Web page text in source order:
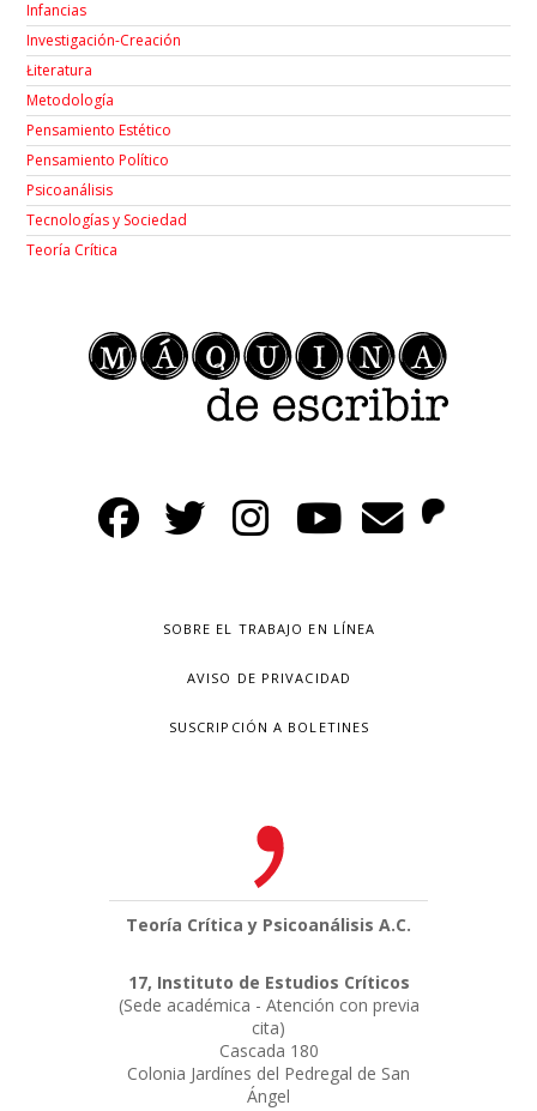
Infancias
Investigación-Creación
Łiteratura
Metodología
Pensamiento Estético
Pensamiento Político
Psicoanálisis
Tecnologías y Sociedad
Teoría Crítica
SOBRE EL TRABAJO EN LÍNEA
AVISO DE PRIVACIDAD
SUSCRIPCIÓN A BOLETINES
Teoría Crítica y Psicoanálisis A.C.
17, Instituto de Estudios Críticos
(Sede académica - Atención con previa
cita)
Cascada 180
Colonia Jardínes del Pedregal de San
Ángel